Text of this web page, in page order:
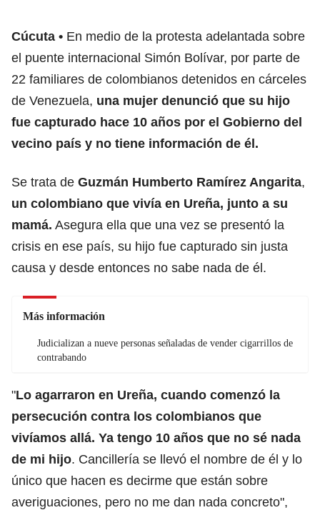
Cúcuta En medio de la protesta adelantada sobre
el puente internacional Simón Bolívar, por parte de
22 familiares de colombianos detenidos en cárceles
de Venezuela, una mujer denunció que su hijo
fue capturado hace 10 años por el Gobierno del
vecino país y no tiene información de él.
Se trata de Guzmán Humberto Ramírez Angarita,
un colombiano que vivía en Ureña, junto a su
mamá. Asegura ella que una vez se presentó la
crisis en ese país, su hijo fue capturado sin justa
causa y desde entonces no sabe nada de él.
Más información
Judicializan a nueve personas señaladas de vender cigarrillos de
contrabando
"Lo agarraron en Ureña, cuando comenzó la
persecución contra los colombianos que
vivíamos allá. Ya tengo 10 años que no sé nada
de mi hijo. Cancillería se llevó el nombre de él y lo
único que hacen es decirme que están sobre
averiguaciones, pero no me dan nada concreto",